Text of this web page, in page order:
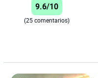
9.6/10
(25 comentarios)